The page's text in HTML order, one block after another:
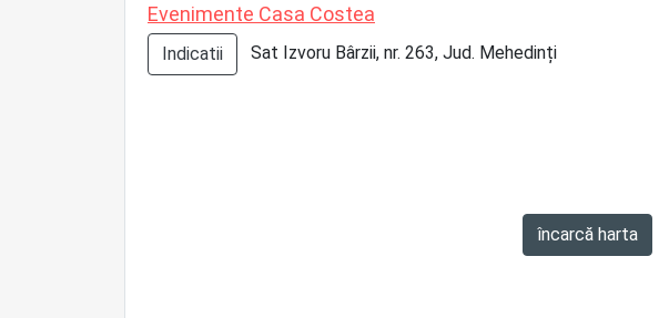
Evenimente Casa Costea
Indicatii Sat Izvoru Bârzii, nr. 263, Jud. Mehedinți
încarcă harta